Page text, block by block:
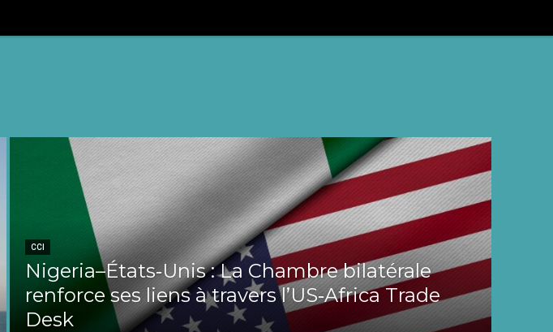
CCI
Nigeria–États‑Unis : La Chambre bilatérale
renforce ses liens à travers l’US‑Africa Trade
Desk